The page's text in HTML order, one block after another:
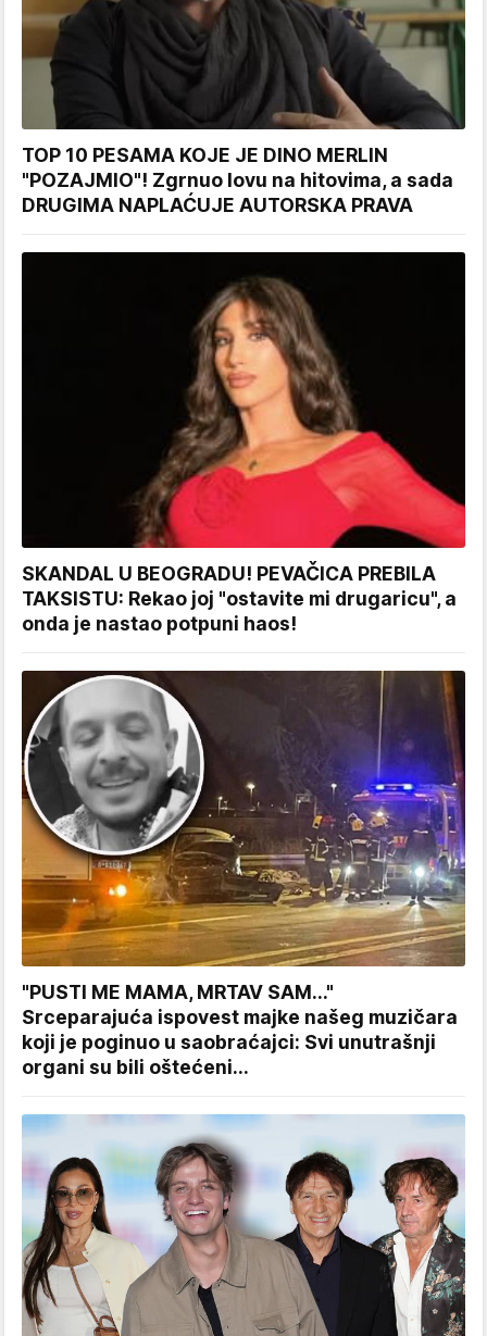
TOP 10 PESAMA KOJE JE DINO MERLIN
"POZAJMIO"! Zgrnuo lovu na hitovima, a sada
DRUGIMA NAPLAĆUJE AUTORSKA PRAVA
SKANDAL U BEOGRADU! PEVAČICA PREBILA
TAKSISTU: Rekao joj "ostavite mi drugaricu", a
onda je nastao potpuni haos!
"PUSTI ME MAMA, MRTAV SAM..."
Srceparajuća ispovest majke našeg muzičara
koji je poginuo u saobraćajci: Svi unutrašnji
organi su bili oštećeni...